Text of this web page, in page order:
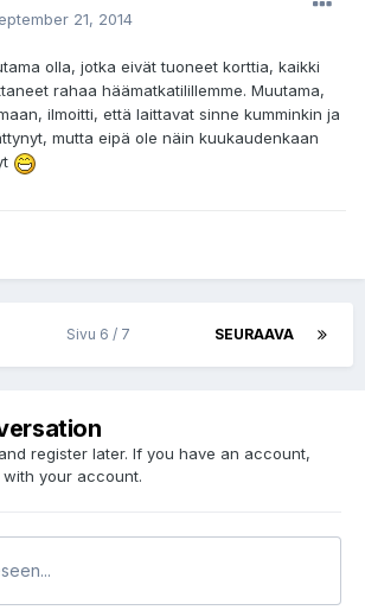
21, 2014
olla, jotka eivät tuoneet korttia, kaikki
rahaa häämatkatilillemme. Muutama,
ilmoitti, että laittavat sinne kumminkin ja
mutta eipä ole näin kuukaudenkaan
SEURAAVA
Sivu 6 / 7
register later. If you have an account,
your account.